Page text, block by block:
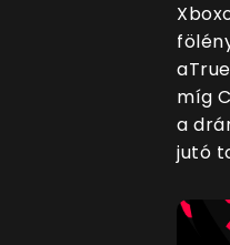
míg
a
jutó